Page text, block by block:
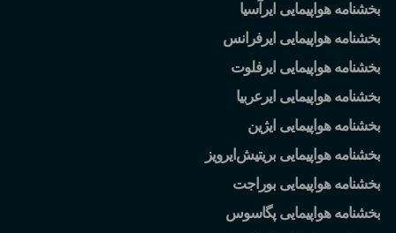
بخشنامه هواپیمایی ایرآسیا
بخشنامه هواپیمایی ایرفرانس
بخشنامه هواپیمایی ایرفلوت
بخشنامه هواپیمایی ایرعربیا
بخشنامه هواپیمایی ایژین
بخشنامه هواپیمایی بریتیش ایرویز
بخشنامه هواپیمایی بوراجت
بخشنامه هواپیمایی پگاسوس